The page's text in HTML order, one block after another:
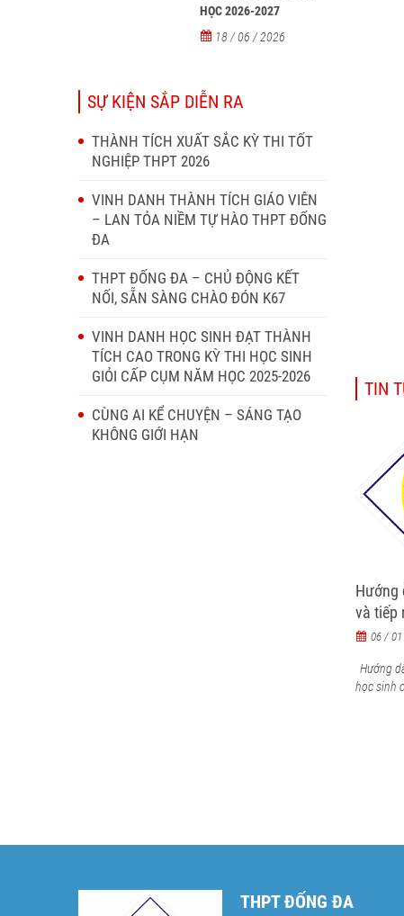
HỌC 2026-2027
18 / 06 / 2026
SỰ KIỆN SẮP DIỄN RA
THÀNH TÍCH XUẤT SẮC KỲ THI TỐT
NGHIỆP THPT 2026
VINH DANH THÀNH TÍCH GIÁO VIÊN
– LAN TỎA NIỀM TỰ HÀO THPT ĐỐNG
ĐA
THPT ĐỐNG ĐA – CHỦ ĐỘNG KẾT
NỐI, SẴN SÀNG CHÀO ĐÓN K67
VINH DANH HỌC SINH ĐẠT THÀNH
TÍCH CAO TRONG KỲ THI HỌC SINH
GIỎI CẤP CỤM NĂM HỌC 2025-2026
CÙNG AI KỂ CHUYỆN – SÁNG TẠO
KHÔNG GIỚI HẠN
TIN
Hướng
và tiếp
đầu06 /
Hướng
học sinh
THPT ĐỐNG ĐA